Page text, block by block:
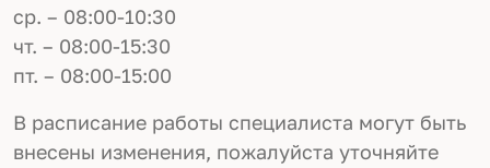
ср. – 08:00-10:30
чт. – 08:00-15:30
пт. – 08:00-15:00
В расписание работы специалиста могут быть
внесены изменения, пожалуйста уточняйте